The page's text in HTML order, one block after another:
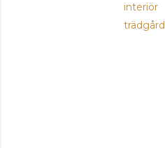
interiör
trädgård